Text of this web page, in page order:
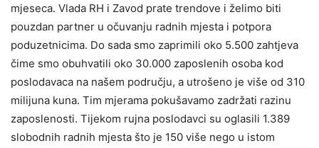
mjeseca. Vlada RH i Zavod prate trendove i želimo biti
pouzdan partner u očuvanju radnih mjesta i potpora
poduzetnicima. Do sada smo zaprimili oko 5.500 zahtjeva
čime smo obuhvatili oko 30.000 zaposlenih osoba kod
poslodavaca na našem području, a utrošeno je više od 310
milijuna kuna. Tim mjerama pokušavamo zadržati razinu
zaposlenosti. Tijekom rujna poslodavci su oglasili 1.389
slobodnih radnih mjesta što je 150 više nego u istom